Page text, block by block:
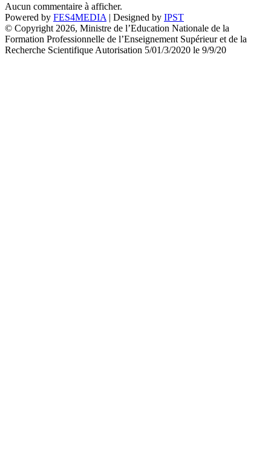
Aucun commentaire à afficher.
Powered by FES4MEDIA | Designed by IPST
© Copyright 2026, Ministre de l’Education Nationale de la
Formation Professionnelle de l’Enseignement Supérieur et de la
Recherche Scientifique Autorisation 5/01/3/2020 le 9/9/20